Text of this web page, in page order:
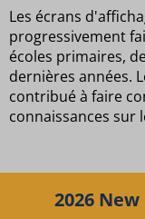
Les écrans
progressivement
écoles primaires,
dernières années.
contribué à faire
connaissances sur
2026 New